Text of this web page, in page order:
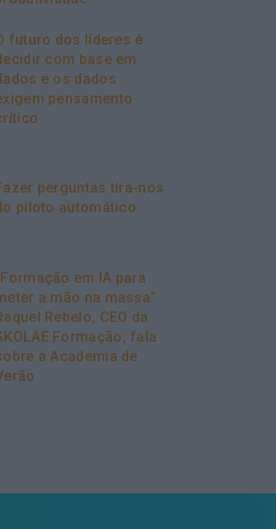
futuro dos líderes é
com base em
e os dados
pensamento
perguntas tira-nos
piloto automático
em IA para
a mão na massa”
Rebelo, CEO da
Formação, fala
a Academia de